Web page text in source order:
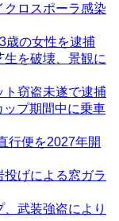
クロスポーラ感染
歳の女性を逮捕
を破壊、景観に
ト窃盗未遂で逮捕
プ期間中に乗車
行便を2027年開
げによる窓ガラ
武装強盗により